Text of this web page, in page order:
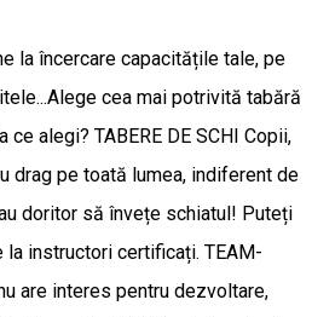
la încercare capacitățile tale, pe
cea mai potrivită tabără
alegi? TABERE DE SCHI Copii,
drag pe toată lumea, indiferent de
doritor să învețe schiatul! Puteți
instructori certificați. TEAM-
are interes pentru dezvoltare,